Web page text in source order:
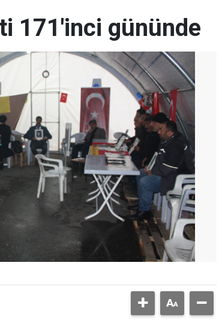
171'inci gününde